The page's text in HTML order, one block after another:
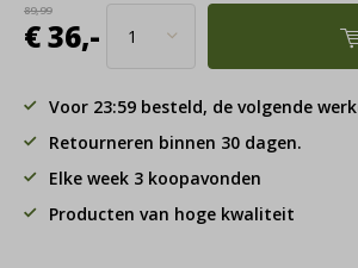
89,99
€ 36,-
Voor 23:59 besteld, de volgende
Retourneren binnen 30 dagen.
Elke week 3 koopavonden
Producten van hoge kwaliteit